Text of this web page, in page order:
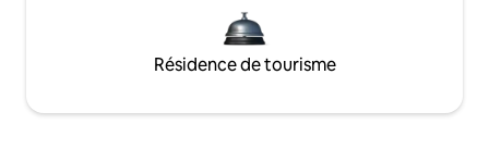
Résidence de tourisme